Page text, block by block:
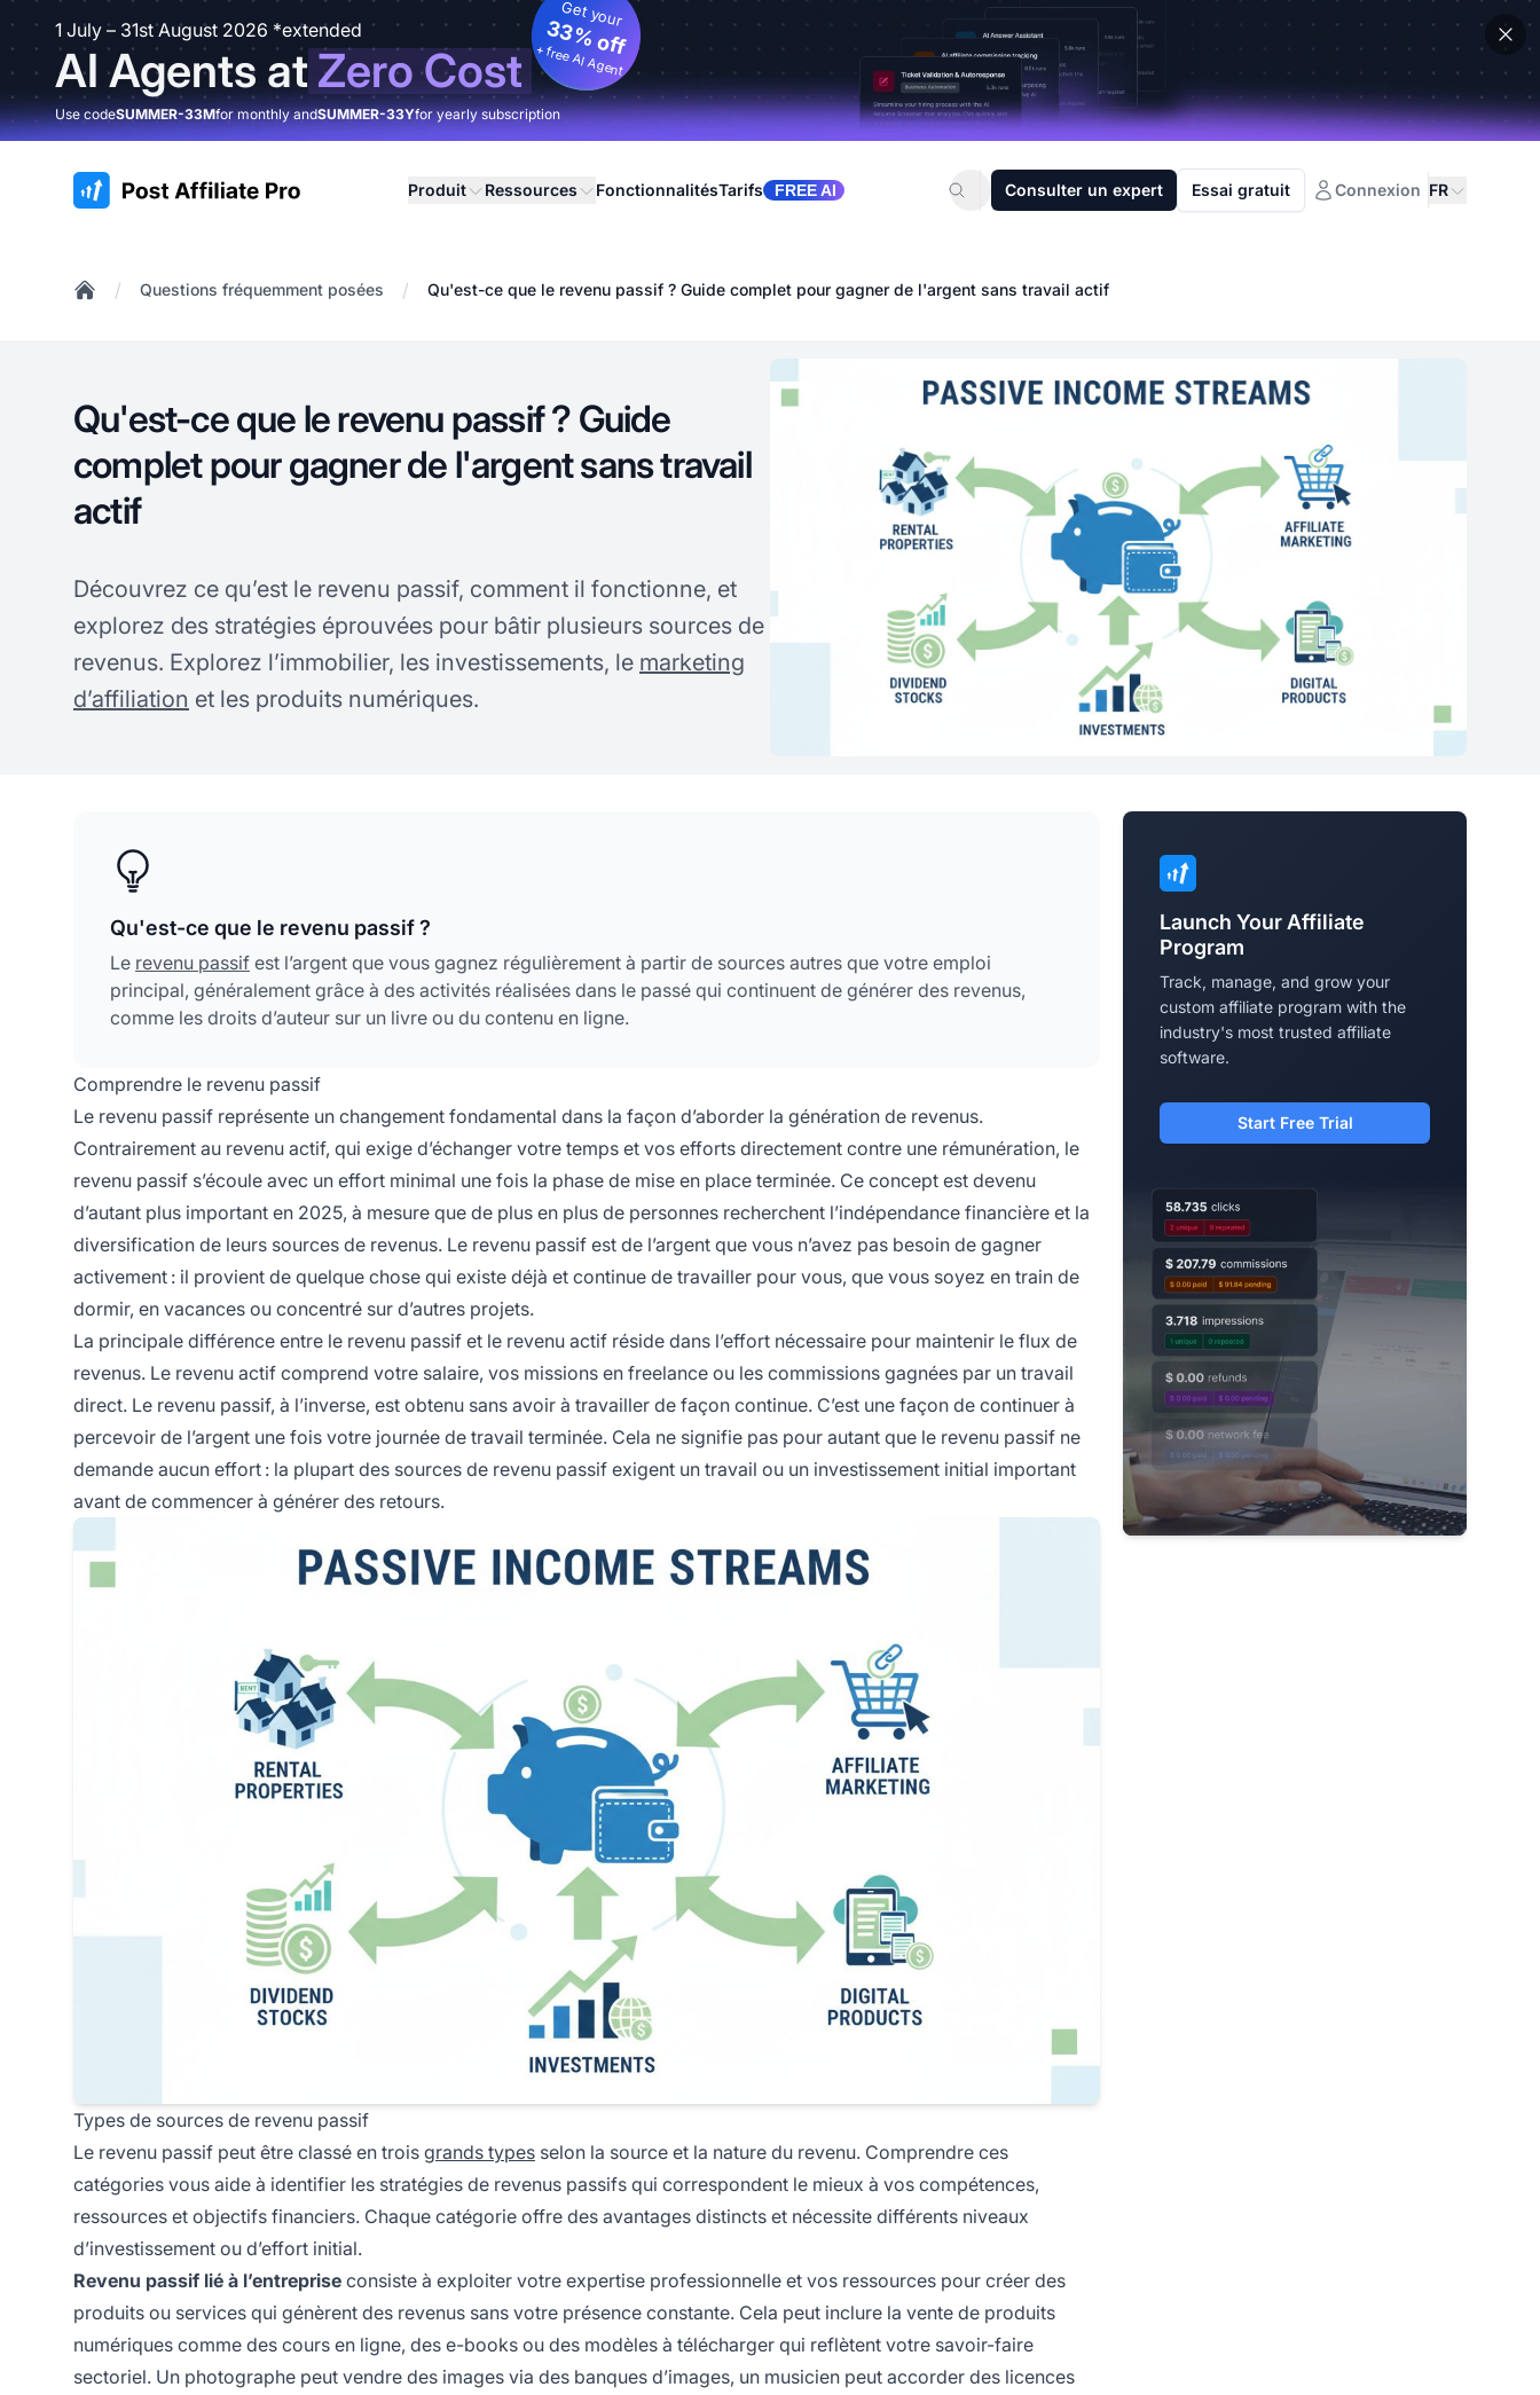
1 July – 31st August 2026 *extended
AI Agents atZero Cost
Get your
33% off
+ free AI Agent
Use codeSUMMER-33Mfor monthly andSUMMER-33Yfor yearly subscription
:site.title Produit Ressources FonctionnalitésTarifs FREE AI Consulter un expert Essai gratuit Connexion FR
/ Questions fréquemment posées / Qu'est-ce que le revenu passif ? Guide complet pour gagner de l'argent sans travail actif
Qu'est-ce que le revenu passif ? Guide
complet pour gagner de l'argent sans travail
actif
Découvrez ce qu’est le revenu passif, comment il fonctionne, et
explorez des stratégies éprouvées pour bâtir plusieurs sources de
revenus. Explorez l’immobilier, les investissements, le marketing
d’affiliation et les produits numériques.
Qu'est-ce que le revenu passif ?
Le revenu passif est l’argent que vous gagnez régulièrement à partir de sources autres que votre emploi
principal, généralement grâce à des activités réalisées dans le passé qui continuent de générer des revenus,
comme les droits d’auteur sur un livre ou du contenu en ligne.
Comprendre le revenu passif
Le revenu passif représente un changement fondamental dans la façon d’aborder la génération de revenus.
Contrairement au revenu actif, qui exige d’échanger votre temps et vos efforts directement contre une rémunération, le
revenu passif s’écoule avec un effort minimal une fois la phase de mise en place terminée. Ce concept est devenu
d’autant plus important en 2025, à mesure que de plus en plus de personnes recherchent l’indépendance financière et la
diversification de leurs sources de revenus. Le revenu passif est de l’argent que vous n’avez pas besoin de gagner
activement : il provient de quelque chose qui existe déjà et continue de travailler pour vous, que vous soyez en train de
dormir, en vacances ou concentré sur d’autres projets.
La principale différence entre le revenu passif et le revenu actif réside dans l’effort nécessaire pour maintenir le flux de
revenus. Le revenu actif comprend votre salaire, vos missions en freelance ou les commissions gagnées par un travail
direct. Le revenu passif, à l’inverse, est obtenu sans avoir à travailler de façon continue. C’est une façon de continuer à
percevoir de l’argent une fois votre journée de travail terminée. Cela ne signifie pas pour autant que le revenu passif ne
demande aucun effort : la plupart des sources de revenu passif exigent un travail ou un investissement initial important
avant de commencer à générer des retours.
Types de sources de revenu passif
Le revenu passif peut être classé en trois grands types selon la source et la nature du revenu. Comprendre ces
catégories vous aide à identifier les stratégies de revenus passifs qui correspondent le mieux à vos compétences,
ressources et objectifs financiers. Chaque catégorie offre des avantages distincts et nécessite différents niveaux
d’investissement ou d’effort initial.
Revenu passif lié à l’entreprise consiste à exploiter votre expertise professionnelle et vos ressources pour créer des
produits ou services qui génèrent des revenus sans votre présence constante. Cela peut inclure la vente de produits
numériques comme des cours en ligne, des e-books ou des modèles à télécharger qui reflètent votre savoir-faire
sectoriel. Un photographe peut vendre des images via des banques d’images, un musicien peut accorder des licences
Launch Your Affiliate
Program
Track, manage, and grow your
custom affiliate program with the
industry's most trusted affiliate
software.
Start Free Trial